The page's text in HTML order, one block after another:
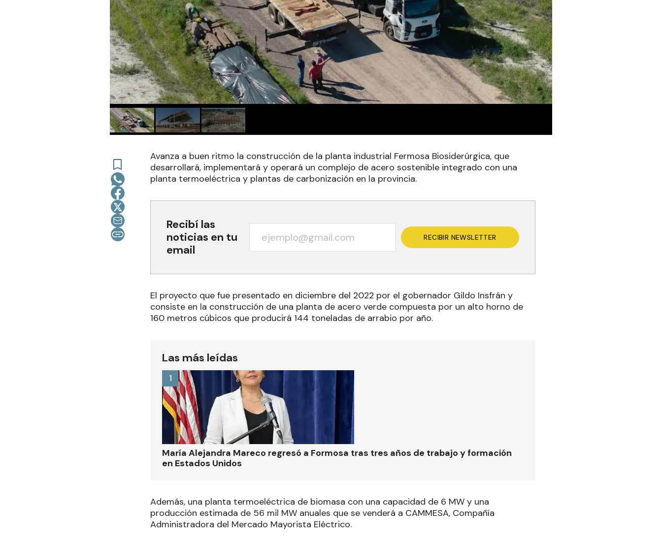
Avanza a buen ritmo la construcción de la planta industrial Fermosa Biosiderúrgica, que
desarrollará, implementará y operará un complejo de acero sostenible integrado con una
planta termoeléctrica y plantas de carbonización en la provincia.
Recibí las
noticias en tu
email
RECIBIR NEWSLETTER
El proyecto que fue presentado en diciembre del 2022 por el gobernador Gildo Insfrán y
consiste en la construcción de una planta de acero verde compuesta por un alto horno de
160 metros cúbicos que producirá 144 toneladas de arrabio por año.
Las más leídas
María Alejandra Mareco regresó a Formosa tras tres años de trabajo y formación
en Estados Unidos
1
Además, una planta termoeléctrica de biomasa con una capacidad de 6 MW y una
producción estimada de 56 mil MW anuales que se venderá a CAMMESA, Compañía
Administradora del Mercado Mayorista Eléctrico.